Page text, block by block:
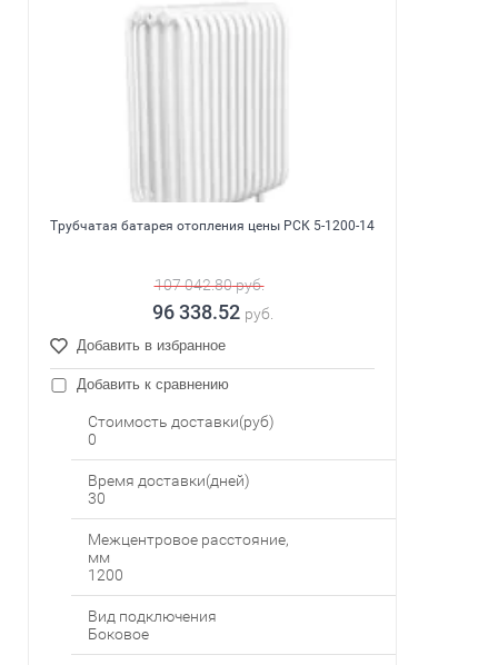
Трубчатая батарея отопления цены РСК 5-1200-14
107 042.80руб.
96 338.52 руб.
Добавить в избранное
Добавить к сравнению
Стоимость доставки(руб)
0
Время доставки(дней)
30
Межцентровое расстояние,
мм
1200
Вид подключения
Боковое